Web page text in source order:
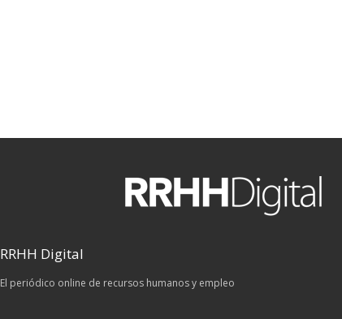
RRHH Digital
El periódico online de recursos humanos y empleo